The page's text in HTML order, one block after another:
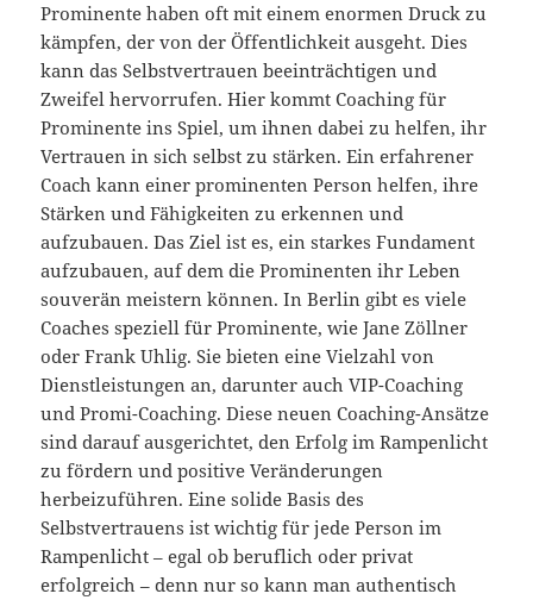
Prominente haben oft mit einem enormen Druck zu
kämpfen, der von der Öffentlichkeit ausgeht. Dies
kann das Selbstvertrauen beeinträchtigen und
Zweifel hervorrufen. Hier kommt Coaching für
Prominente ins Spiel, um ihnen dabei zu helfen, ihr
Vertrauen in sich selbst zu stärken. Ein erfahrener
Coach kann einer prominenten Person helfen, ihre
Stärken und Fähigkeiten zu erkennen und
aufzubauen. Das Ziel ist es, ein starkes Fundament
aufzubauen, auf dem die Prominenten ihr Leben
souverän meistern können. In Berlin gibt es viele
Coaches speziell für Prominente, wie Jane Zöllner
oder Frank Uhlig. Sie bieten eine Vielzahl von
Dienstleistungen an, darunter auch VIP-Coaching
und Promi-Coaching. Diese neuen Coaching-Ansätze
sind darauf ausgerichtet, den Erfolg im Rampenlicht
zu fördern und positive Veränderungen
herbeizuführen. Eine solide Basis des
Selbstvertrauens ist wichtig für jede Person im
Rampenlicht – egal ob beruflich oder privat
erfolgreich – denn nur so kann man authentisch